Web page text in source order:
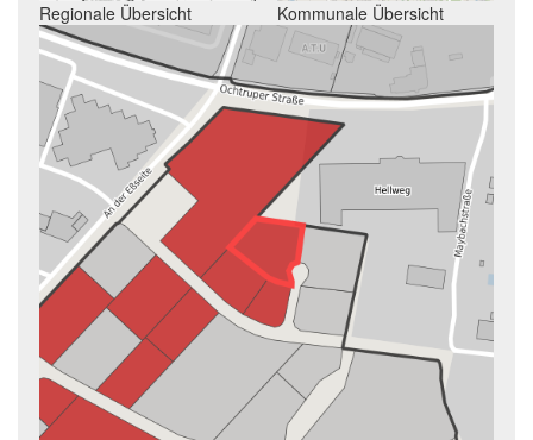
Regionale Übersicht Kommunale Übersicht